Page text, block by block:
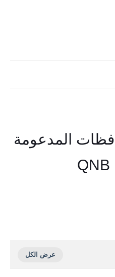
المدعومة
في مصر لاستلام QNB